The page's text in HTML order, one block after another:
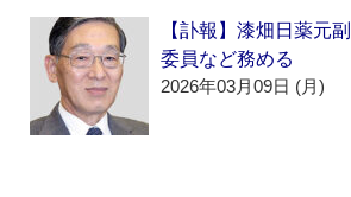
【訃報】漆畑日薬元
委員など務める
2026年03月09日 (月)